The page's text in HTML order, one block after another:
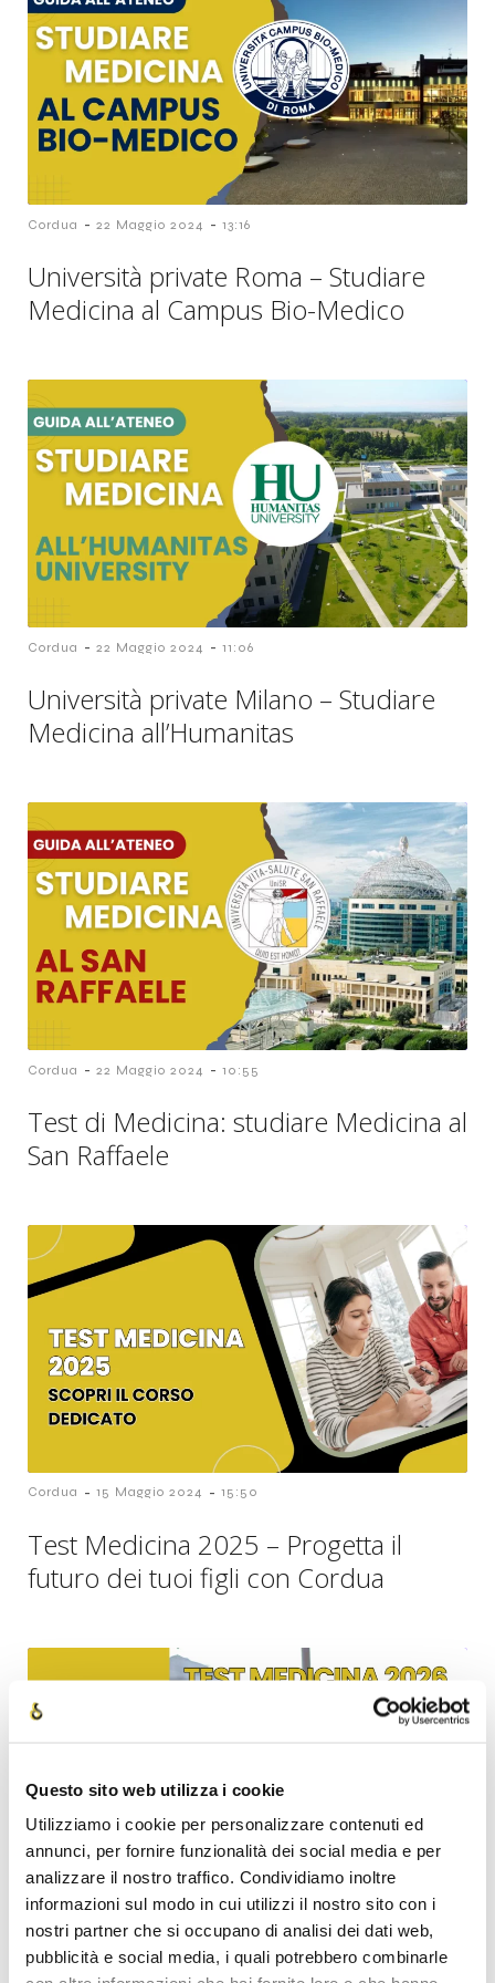
Questo sito web utilizza i cookie
Utilizziamo i cookie per personalizzare contenuti ed
annunci, per fornire funzionalità dei social media e per
analizzare il nostro traffico. Condividiamo inoltre
informazioni sul modo in cui utilizzi il nostro sito con i
nostri partner che si occupano di analisi dei dati web,
pubblicità e social media, i quali potrebbero combinarle
Cordua - 22 Maggio 2024 - 13:16
Università private Roma – Studiare
Medicina al Campus Bio-Medico
Cordua - 22 Maggio 2024 - 11:06
Università private Milano – Studiare
Medicina all’Humanitas
Cordua - 22 Maggio 2024 - 10:55
Test di Medicina: studiare Medicina al
San Raffaele
Cordua - 15 Maggio 2024 - 15:50
Test Medicina 2025 – Progetta il
futuro dei tuoi figli con Cordua
Cordua - 15 Maggio 2024 - 15:37
Test Medicina 2026 – Guida i tuoi figli